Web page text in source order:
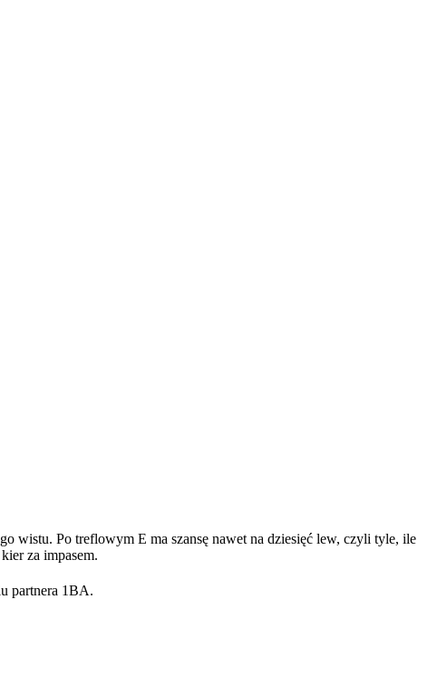
wistu. Po treflowym E ma szansę nawet na dziesięć lew, czyli tyle, ile
za impasem.
partnera 1BA.